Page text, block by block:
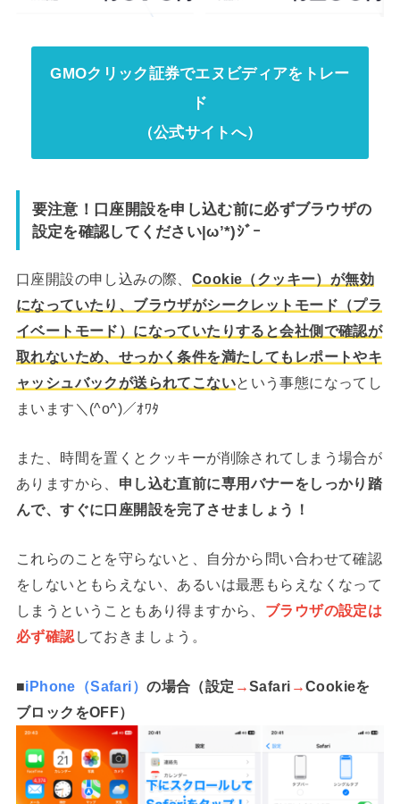
GMOクリック証券でエヌビディアをトレー
ド
（公式サイトへ）
要注意！口座開設を申し込む前に必ずブラウザの
設定を確認してください|ω’*)ｼﾞｰ
口座開設の申し込みの際、 Cookie（クッキー）が無効
になっていたり、ブラウザがシークレットモード（プラ
イベートモード）になっていたりすると会社側で確認が
取れないため、せっかく条件を満たしてもレポートやキ
ャッシュバックが送られてこないという事態になってし
まいます＼(^o^)／ｵﾜﾀ
また、時間を置くとクッキーが削除されてしまう場合が
ありますから、 申し込む直前に専用バナーをしっかり踏
んで、すぐに口座開設を完了させましょう！
これらのことを守らないと、自分から問い合わせて確認
をしないともらえない、あるいは最悪もらえなくなって
しまうということもあり得ますから、 ブラウザの設定は
必ず確認 しておきましょう。
■iPhone（Safari）の場合（設定 →Safari →Cookieを
ブロックをOFF）